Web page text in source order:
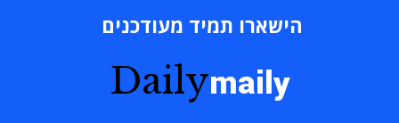
הישארו תמיד מעודכנים
Dailymaily